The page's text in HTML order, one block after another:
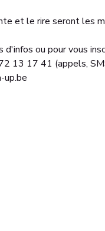
et le rire seront les
ou pour vous
13 17 41 (appels,
up.be